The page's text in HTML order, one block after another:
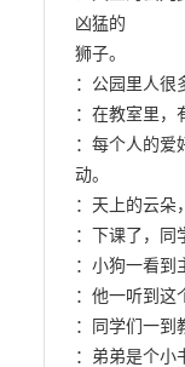
凶猛的
狮子。
：公园里人很
：在教室里，
：每个人的爱
动。
：天上的云朵
：下课了，同
：小狗一看到
：他一听到这
：同学们一到
：弟弟是个小